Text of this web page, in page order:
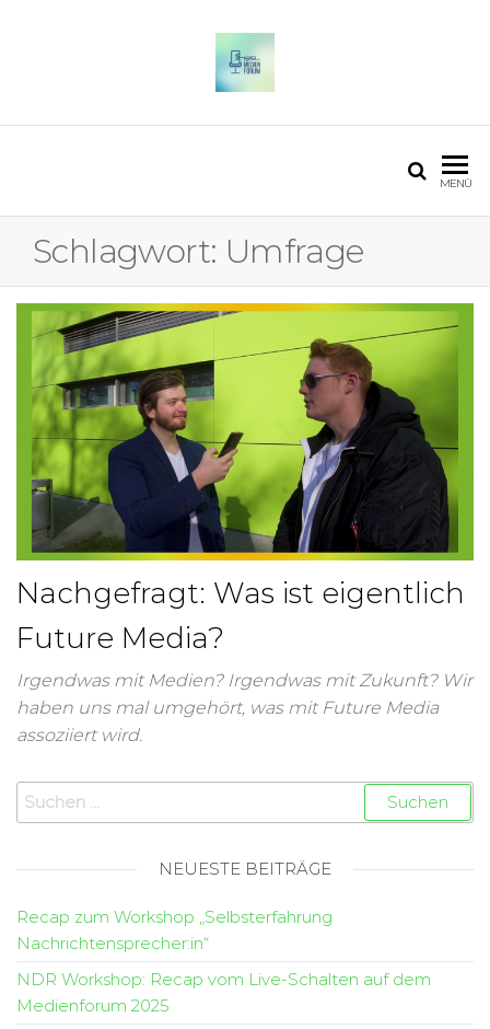
MENÜ
Schlagwort: Umfrage
Nachgefragt: Was ist eigentlich
Future Media?
Irgendwas mit Medien? Irgendwas mit Zukunft? Wir
haben uns mal umgehört, was mit Future Media
assoziiert wird.
NEUESTE BEITRÄGE
Recap zum Workshop „Selbsterfahrung
Nachrichtensprecher:in“
NDR Workshop: Recap vom Live-Schalten auf dem
Medienforum 2025